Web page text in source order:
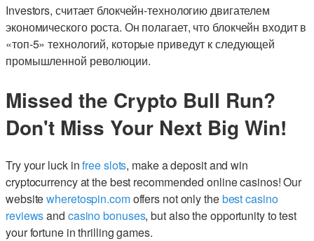
Investors, считает блокчейн-технологию двигателем
экономического роста. Он полагает, что блокчейн входит в
«топ-5» технологий, которые приведут к следующей
промышленной революции.
Missed the Crypto Bull Run?
Don't Miss Your Next Big Win!
Try your luck infree slots, make a deposit and win
cryptocurrency at the best recommended online casinos! Our
websitewheretospin.comoffers not only thebest casino
reviewsand casino bonuses, but also the opportunity to test
your fortune in thrilling games.